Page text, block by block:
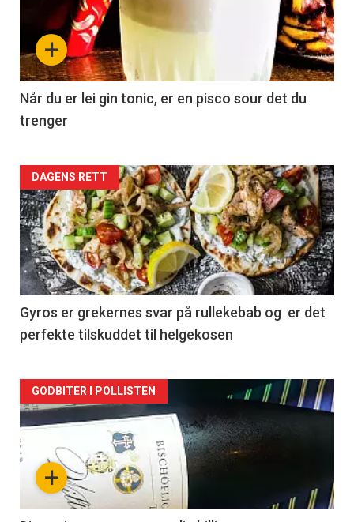
+
Når du er lei gin tonic, er en pisco sour det du
trenger
Forsiden
akkurat
nå
-
2
DAGENS RETT
Gyros er grekernes svar på rullekebab og er det
perfekte tilskuddet til helgekosen
Forsiden
akkurat
nå+
GODBITER I POLLISTEN